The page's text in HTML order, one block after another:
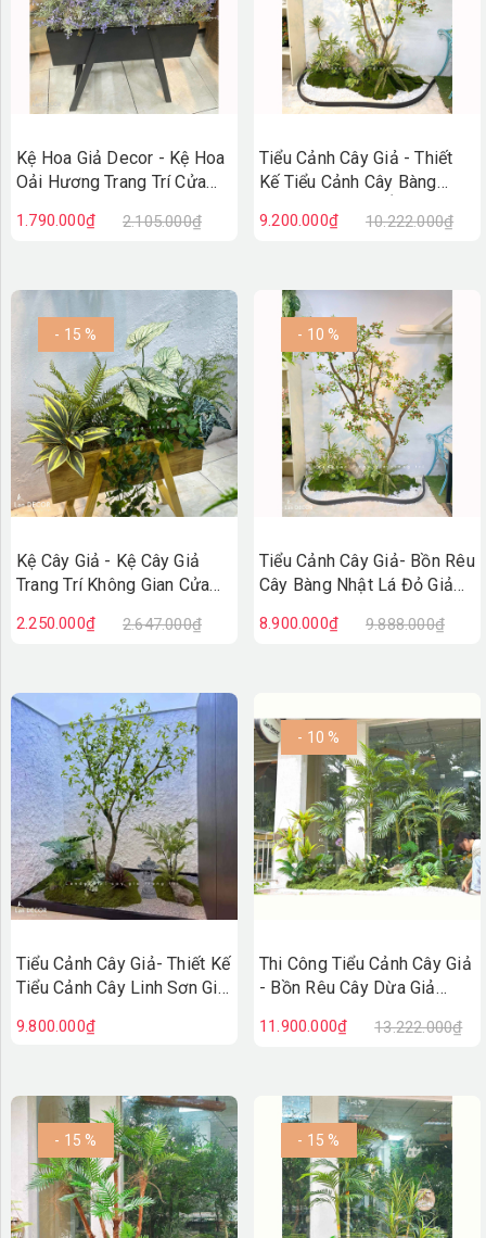
Kệ Hoa Giả Decor - Kệ Hoa
Oải Hương Trang Trí Cửa
(100X50X110cm)- BC279
1.790.000₫ 2.105.000₫
Tiểu Cảnh Cây Giả - Thiết
Kế Tiểu Cảnh Cây Bàng
(90X200X230cm)- RC148
9.200.000₫ 10.222.000₫
- 15 %
Kệ Cây Giả - Kệ Cây Giả
Trang Trí Không Gian Cửa
(100X50X110cm)- BC275
2.250.000₫ 2.647.000₫
- 10 %
Tiểu Cảnh Cây Giả- Bồn Rêu
Cây Bàng Nhật Lá Đỏ Giả
(90X200X220cm)- RC147
8.900.000₫ 9.888.000₫
Tiểu Cảnh Cây Giả- Thiết Kế
Tiểu Cảnh Cây Linh Sơn Giả
Xanh - RC143
9.800.000₫
- 10 %
Thi Công Tiểu Cảnh Cây Giả
- Bồn Rêu Cây Dừa Giả
Cafe
11.900.000₫ 13.222.000₫
- 15 % - 15 %